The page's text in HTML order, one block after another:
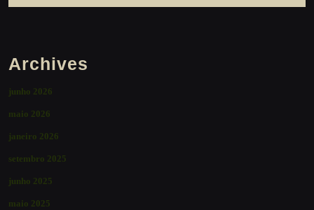
Archives
junho 2026
maio 2026
janeiro 2026
setembro 2025
junho 2025
maio 2025